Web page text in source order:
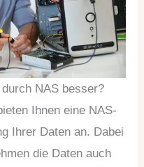
NAS besser?
Ihnen eine NAS-
Ihrer Daten an. Dabei
die Daten auch